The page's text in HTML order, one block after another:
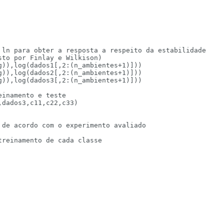
para obter a resposta a respeito da estabilidade
por Finlay e Wilkison)
e teste
acordo com o experimento avaliado
de cada classe